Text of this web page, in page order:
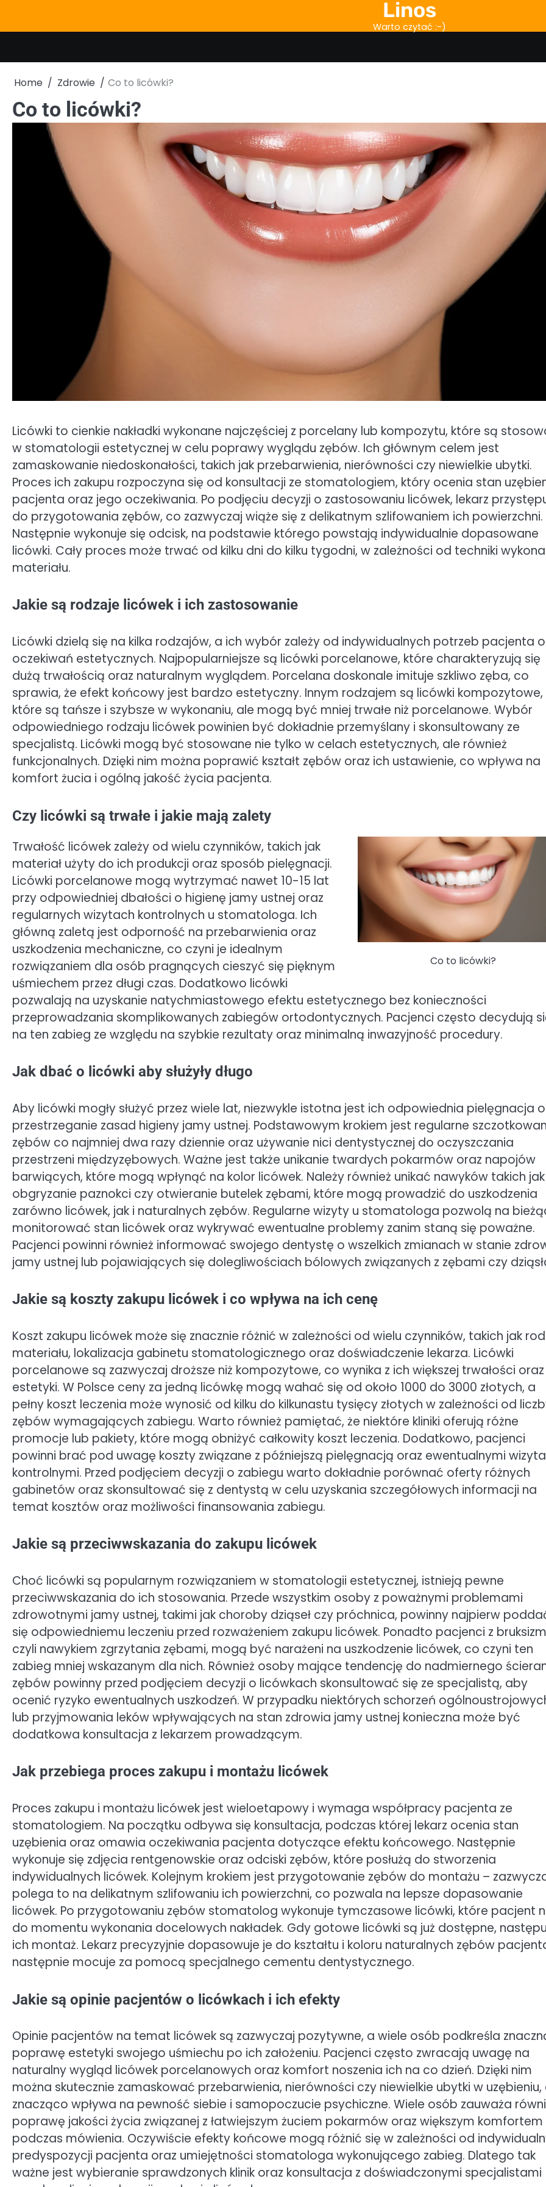
content
Linos
Warto czytać :-)
Home Zdrowie Co to licówki?
Co to licówki?
Licówki to cienkie nakładki wykonane najczęściej z porcelany lub kompozytu, które są
w stomatologii estetycznej w celu poprawy wyglądu zębów. Ich głównym celem jest
zamaskowanie niedoskonałości, takich jak przebarwienia, nierówności czy niewielkie ubytki.
Proces ich zakupu rozpoczyna się od konsultacji ze stomatologiem, który ocenia stan
pacjenta oraz jego oczekiwania. Po podjęciu decyzji o zastosowaniu licówek, lekarz
do przygotowania zębów, co zazwyczaj wiąże się z delikatnym szlifowaniem ich powierzchni.
Następnie wykonuje się odcisk, na podstawie którego powstają indywidualnie dopasowane
licówki. Cały proces może trwać od kilku dni do kilku tygodni, w zależności od techniki
materiału.
Jakie są rodzaje licówek i ich zastosowanie
Licówki dzielą się na kilka rodzajów, a ich wybór zależy od indywidualnych potrzeb pacjenta
oczekiwań estetycznych. Najpopularniejsze są licówki porcelanowe, które charakteryzują się
dużą trwałością oraz naturalnym wyglądem. Porcelana doskonale imituje szkliwo zęba, co
sprawia, że efekt końcowy jest bardzo estetyczny. Innym rodzajem są licówki kompozytowe,
które są tańsze i szybsze w wykonaniu, ale mogą być mniej trwałe niż porcelanowe. Wybór
odpowiedniego rodzaju licówek powinien być dokładnie przemyślany i skonsultowany ze
specjalistą. Licówki mogą być stosowane nie tylko w celach estetycznych, ale również
funkcjonalnych. Dzięki nim można poprawić kształt zębów oraz ich ustawienie, co wpływa na
komfort żucia i ogólną jakość życia pacjenta.
Czy licówki są trwałe i jakie mają zalety
Co to licówki?
Trwałość licówek zależy od wielu czynników, takich jak
materiał użyty do ich produkcji oraz sposób pielęgnacji.
Licówki porcelanowe mogą wytrzymać nawet 10-15 lat
przy odpowiedniej dbałości o higienę jamy ustnej oraz
regularnych wizytach kontrolnych u stomatologa. Ich
główną zaletą jest odporność na przebarwienia oraz
uszkodzenia mechaniczne, co czyni je idealnym
rozwiązaniem dla osób pragnących cieszyć się pięknym
uśmiechem przez długi czas. Dodatkowo licówki
pozwalają na uzyskanie natychmiastowego efektu estetycznego bez konieczności
przeprowadzania skomplikowanych zabiegów ortodontycznych. Pacjenci często decydują
na ten zabieg ze względu na szybkie rezultaty oraz minimalną inwazyjność procedury.
Jak dbać o licówki aby służyły długo
Aby licówki mogły służyć przez wiele lat, niezwykle istotna jest ich odpowiednia pielęgnacja
przestrzeganie zasad higieny jamy ustnej. Podstawowym krokiem jest regularne
zębów co najmniej dwa razy dziennie oraz używanie nici dentystycznej do oczyszczania
przestrzeni międzyzębowych. Ważne jest także unikanie twardych pokarmów oraz napojów
barwiących, które mogą wpłynąć na kolor licówek. Należy również unikać nawyków takich jak
obgryzanie paznokci czy otwieranie butelek zębami, które mogą prowadzić do uszkodzenia
zarówno licówek, jak i naturalnych zębów. Regularne wizyty u stomatologa pozwolą na
monitorować stan licówek oraz wykrywać ewentualne problemy zanim staną się poważne.
Pacjenci powinni również informować swojego dentystę o wszelkich zmianach w stanie
jamy ustnej lub pojawiających się dolegliwościach bólowych związanych z zębami czy
Jakie są koszty zakupu licówek i co wpływa na ich cenę
Koszt zakupu licówek może się znacznie różnić w zależności od wielu czynników, takich jak
materiału, lokalizacja gabinetu stomatologicznego oraz doświadczenie lekarza. Licówki
porcelanowe są zazwyczaj droższe niż kompozytowe, co wynika z ich większej trwałości oraz
estetyki. W Polsce ceny za jedną licówkę mogą wahać się od około 1000 do 3000 złotych, a
pełny koszt leczenia może wynosić od kilku do kilkunastu tysięcy złotych w zależności od
zębów wymagających zabiegu. Warto również pamiętać, że niektóre kliniki oferują różne
promocje lub pakiety, które mogą obniżyć całkowity koszt leczenia. Dodatkowo, pacjenci
powinni brać pod uwagę koszty związane z późniejszą pielęgnacją oraz ewentualnymi
kontrolnymi. Przed podjęciem decyzji o zabiegu warto dokładnie porównać oferty różnych
gabinetów oraz skonsultować się z dentystą w celu uzyskania szczegółowych informacji na
temat kosztów oraz możliwości finansowania zabiegu.
Jakie są przeciwwskazania do zakupu licówek
Choć licówki są popularnym rozwiązaniem w stomatologii estetycznej, istnieją pewne
przeciwwskazania do ich stosowania. Przede wszystkim osoby z poważnymi problemami
zdrowotnymi jamy ustnej, takimi jak choroby dziąseł czy próchnica, powinny najpierw
się odpowiedniemu leczeniu przed rozważeniem zakupu licówek. Ponadto pacjenci z
czyli nawykiem zgrzytania zębami, mogą być narażeni na uszkodzenie licówek, co czyni ten
zabieg mniej wskazanym dla nich. Również osoby mające tendencję do nadmiernego
zębów powinny przed podjęciem decyzji o licówkach skonsultować się ze specjalistą, aby
ocenić ryzyko ewentualnych uszkodzeń. W przypadku niektórych schorzeń
lub przyjmowania leków wpływających na stan zdrowia jamy ustnej konieczna może być
dodatkowa konsultacja z lekarzem prowadzącym.
Jak przebiega proces zakupu i montażu licówek
Proces zakupu i montażu licówek jest wieloetapowy i wymaga współpracy pacjenta ze
stomatologiem. Na początku odbywa się konsultacja, podczas której lekarz ocenia stan
uzębienia oraz omawia oczekiwania pacjenta dotyczące efektu końcowego. Następnie
wykonuje się zdjęcia rentgenowskie oraz odciski zębów, które posłużą do stworzenia
indywidualnych licówek. Kolejnym krokiem jest przygotowanie zębów do montażu –
polega to na delikatnym szlifowaniu ich powierzchni, co pozwala na lepsze dopasowanie
licówek. Po przygotowaniu zębów stomatolog wykonuje tymczasowe licówki, które pacjent
do momentu wykonania docelowych nakładek. Gdy gotowe licówki są już dostępne,
ich montaż. Lekarz precyzyjnie dopasowuje je do kształtu i koloru naturalnych zębów
następnie mocuje za pomocą specjalnego cementu dentystycznego.
Jakie są opinie pacjentów o licówkach i ich efekty
Opinie pacjentów na temat licówek są zazwyczaj pozytywne, a wiele osób podkreśla
poprawę estetyki swojego uśmiechu po ich założeniu. Pacjenci często zwracają uwagę na
naturalny wygląd licówek porcelanowych oraz komfort noszenia ich na co dzień. Dzięki nim
można skutecznie zamaskować przebarwienia, nierówności czy niewielkie ubytki w
znacząco wpływa na pewność siebie i samopoczucie psychiczne. Wiele osób zauważa
poprawę jakości życia związanej z łatwiejszym żuciem pokarmów oraz większym komfortem
podczas mówienia. Oczywiście efekty końcowe mogą różnić się w zależności od
predyspozycji pacjenta oraz umiejętności stomatologa wykonującego zabieg. Dlatego tak
ważne jest wybieranie sprawdzonych klinik oraz konsultacja z doświadczonymi specjalistami